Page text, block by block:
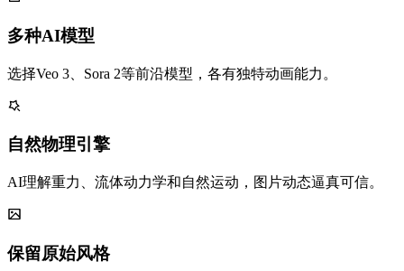
多种AI模型
选择Veo 3、Sora 2等前沿模型，各有独特动画能力。
自然物理引擎
AI理解重力、流体动力学和自然运动，图片动态逼真可信。
保留原始风格